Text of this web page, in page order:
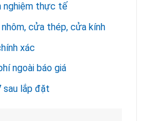
nghiệm thực tế
cửa thép, cửa kính
xác
ngoài báo giá
lắp đặt